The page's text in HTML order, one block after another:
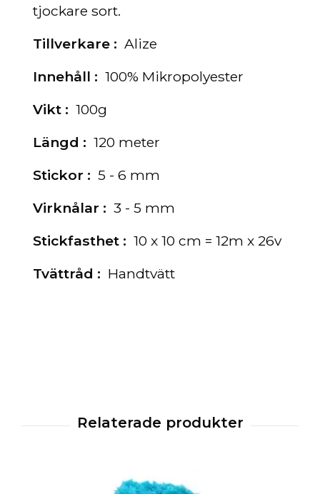
tjockare sort.
Tillverkare : Alize
Innehåll : 100% Mikropolyester
Vikt : 100g
Längd : 120 meter
Stickor : 5 - 6 mm
Virknålar : 3 - 5 mm
Stickfasthet : 10 x 10 cm = 12m x 26v
Tvättråd : Handtvätt